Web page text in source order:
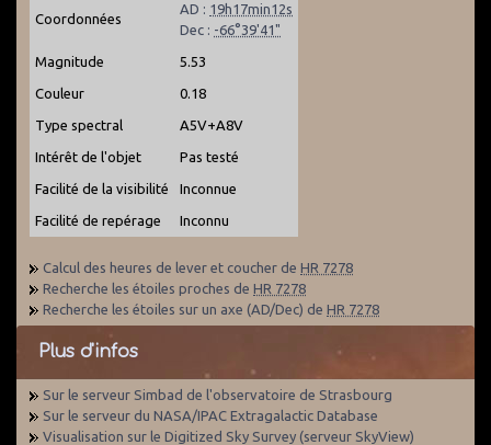
Coordonnées
AD : 19h17min12s
Dec : -66°39'41"
Magnitude 5.53
Couleur 0.18
Type spectral A5V+A8V
Intérêt de l'objet Pas testé
Facilité de la visibilité Inconnue
Facilité de repérage Inconnu
Calcul des heures de lever et coucher de HR 7278
Recherche les étoiles proches de HR 7278
Recherche les étoiles sur un axe (AD/Dec) de HR 7278
Plus d'infos
Sur le serveur Simbad de l'observatoire de Strasbourg
Sur le serveur du NASA/IPAC Extragalactic Database
Visualisation sur le Digitized Sky Survey (serveur SkyView)